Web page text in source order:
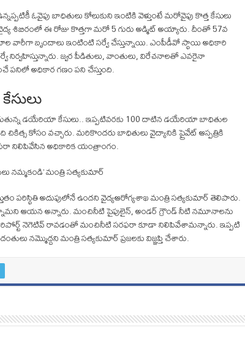
ఓవైపు బాధితులు కోలుకుని ఇంటికి వెళ్తుంటే మరోవైపు కొత్త కేసులు
శిబిరంలో ఈ రోజు కొత్తగా మరో 5 గురు అడ్మిట్ అయ్యారు. దీంతో 57వ
వారీగా బృందాలు ఇంటింటి సర్వే చేస్తున్నాయి. ఎంపీడీవో స్థాయి అధికారి
నిర్వహిస్తున్నారు. జ్వర పీడితులు, వాంతులు, విరేచనాలతో ఎవరైనా
అధికార గణం పని చేస్తుంది.
డయేరియా కేసులు.. ఇప్పటివరకు 100 దాటిన డయేరియా బాధితుల
కోసం వచ్చారు. మరికొందరు బాధితులు వైద్యానికి ప్రైవేట్‌ ఆస్పత్రికి
నిలిపివేసిన అధికారిక యంత్రాంగం.
మంత్రి సత్యకుమార్
పరిస్థితి అదుపులోనే ఉందని వైద్యఆరోగ్యశాఖ మంత్రి సత్యకుమార్‌ తెలిపారు.
ఆయన అన్నారు. మంచినీటి పైపులైన్‌, అండర్‌ గ్రౌండ్‌ నీటి నమూనాలను
రిపోర్ట్‌ నెగెటివ్‌ రావడంతో మంచినీటి సరఫరా కూడా నిలిపివేశామన్నారు. ఇప్పటి
నమ్మొద్దని మంత్రి సత్యకుమార్‌ ప్రజలకు విజ్ఞప్తి చేశారు.